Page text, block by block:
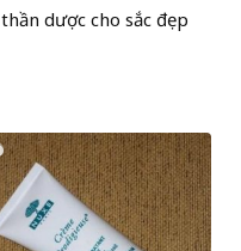
thần dược cho sắc đẹp